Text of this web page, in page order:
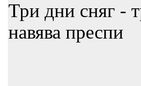
Три дни сняг -
навява преспи